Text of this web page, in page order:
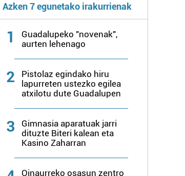
Azken 7 egunetako irakurrienak
1
Guadalupeko "novenak",
aurten lehenago
2
Pistolaz egindako hiru
lapurreten ustezko egilea
atxilotu dute Guadalupen
3
Gimnasia aparatuak jarri
dituzte Biteri kalean eta
Kasino Zaharran
Oinaurreko osasun zentro